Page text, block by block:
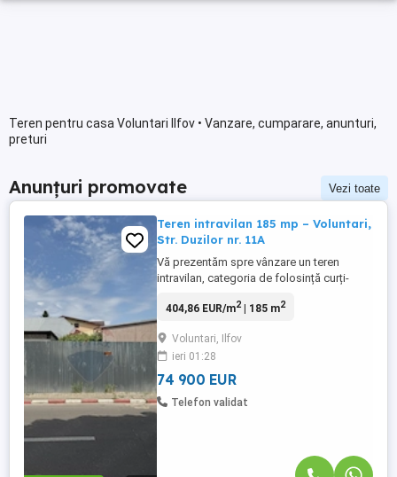
Teren pentru casa Voluntari Ilfov • Vanzare, cumparare, anunturi,
preturi
Anunțuri promovate Vezi toate
Teren intravilan 185 mp – Voluntari,
Str. Duzilor nr. 11A
Vă prezentăm spre vânzare un teren
intravilan, categoria de folosință curți-
Orașul Voluntari, Jud. Ilfov, pe Strada
185 mp Deschidere stradală: aproximativ
12 ml Formă: poligonală neregulată Acces
direct din Strada ...
404,86 EUR/m2| 185 m2
Voluntari, Ilfov
ieri 01:28
74 900 EUR
Telefon validat